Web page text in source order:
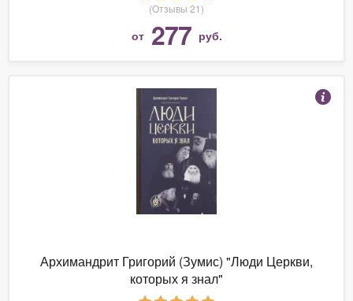
(Отзывы 21)
от 277 руб.
Архимандрит Григорий (Зумис) "Люди Церкви,
которых я знал"